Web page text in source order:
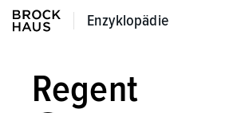
Enzyklopädie
Enzyklopädie
Regent